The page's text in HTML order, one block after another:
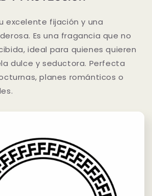
excelente fijación y una
Es una fragancia que no
ideal para quienes quieren
dulce y seductora. Perfecta
planes románticos o